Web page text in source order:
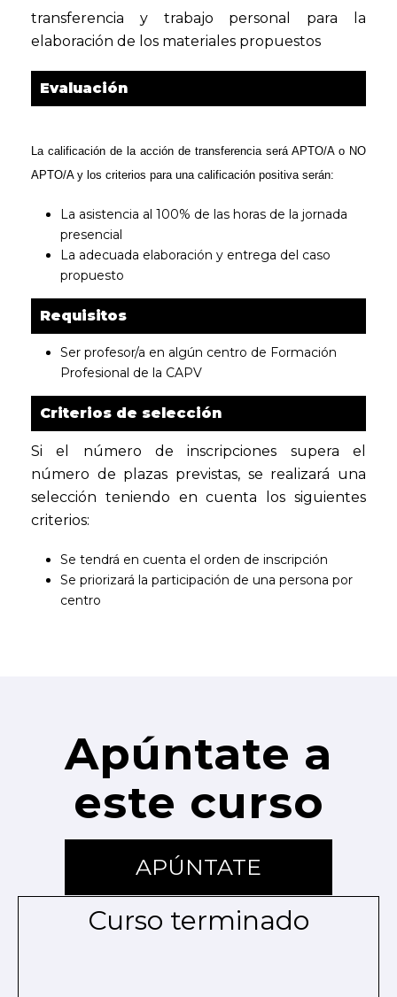
transferencia y trabajo personal para la
elaboración de los materiales propuestos
Evaluación
La calificación de la acción de transferencia será APTO/A o NO
APTO/A y los criterios para una calificación positiva serán:
La asistencia al 100% de las horas de la jornada
presencial
La adecuada elaboración y entrega del caso
propuesto
Requisitos
Ser profesor/a en algún centro de Formación
Profesional de la CAPV
Criterios de selección
Si el número de inscripciones supera el
número de plazas previstas, se realizará una
selección teniendo en cuenta los siguientes
criterios:
Se tendrá en cuenta el orden de inscripción
Se priorizará la participación de una persona por
centro
Apúntate a
este curso
APÚNTATE
Curso terminado